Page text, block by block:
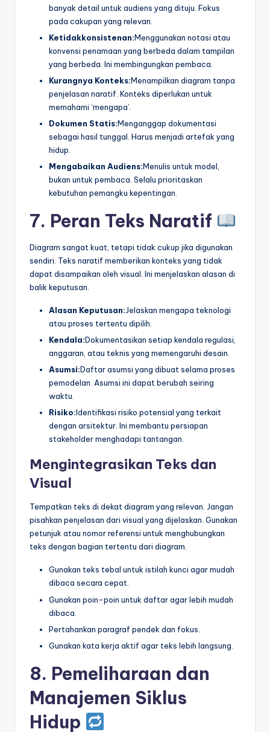
banyak detail untuk audiens yang dituju. Fokus
pada cakupan yang relevan.
Ketidakkonsistenan:Menggunakan notasi atau
konvensi penamaan yang berbeda dalam tampilan
yang berbeda. Ini membingungkan pembaca.
Kurangnya Konteks:Menampilkan diagram tanpa
penjelasan naratif. Konteks diperlukan untuk
memahami ‘mengapa’.
Dokumen Statis:Menganggap dokumentasi
sebagai hasil tunggal. Harus menjadi artefak yang
hidup.
Mengabaikan Audiens:Menulis untuk model,
bukan untuk pembaca. Selalu prioritaskan
kebutuhan pemangku kepentingan.
7. Peran Teks Naratif
Diagram sangat kuat, tetapi tidak cukup jika digunakan
sendiri. Teks naratif memberikan konteks yang tidak
dapat disampaikan oleh visual. Ini menjelaskan alasan di
balik keputusan.
Alasan Keputusan:Jelaskan mengapa teknologi
atau proses tertentu dipilih.
Kendala:Dokumentasikan setiap kendala regulasi,
anggaran, atau teknis yang memengaruhi desain.
Asumsi:Daftar asumsi yang dibuat selama proses
pemodelan. Asumsi ini dapat berubah seiring
waktu.
Risiko:Identifikasi risiko potensial yang terkait
dengan arsitektur. Ini membantu persiapan
stakeholder menghadapi tantangan.
Mengintegrasikan Teks dan
Visual
Tempatkan teks di dekat diagram yang relevan. Jangan
pisahkan penjelasan dari visual yang dijelaskan. Gunakan
petunjuk atau nomor referensi untuk menghubungkan
teks dengan bagian tertentu dari diagram.
Gunakan teks tebal untuk istilah kunci agar mudah
dibaca secara cepat.
Gunakan poin-poin untuk daftar agar lebih mudah
dibaca.
Pertahankan paragraf pendek dan fokus.
Gunakan kata kerja aktif agar teks lebih langsung.
8. Pemeliharaan dan
Manajemen Siklus
Hidup